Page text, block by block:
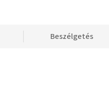
Beszélgetés